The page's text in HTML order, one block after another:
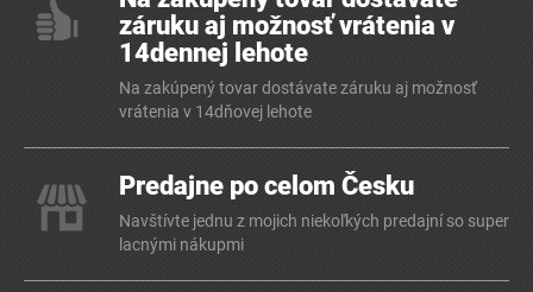
záruku aj možnosť vrátenia v
14dennej lehote
Na zakúpený tovar dostávate záruku aj možnosť
vrátenia v 14dňovej lehote
Predajne po celom Česku
Navštívte jednu z mojich niekoľkých predajní so super
lacnými nákupmi